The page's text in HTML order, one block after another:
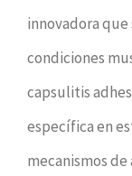
innovadora
condiciones
capsulitis
específica en
mecanismos